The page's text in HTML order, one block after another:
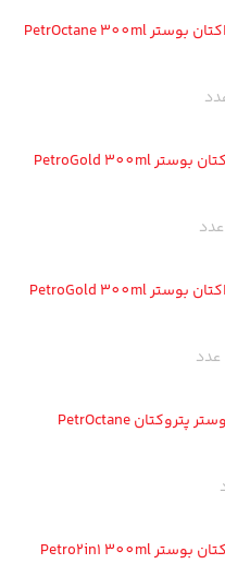
12 عدد مکمل بنزین و اکتان بوستر PetrOctane 300ml
6 عدد مکمل بنزین و اکتان بوستر PetroGold 300ml
12 عدد مکمل بنزین و اکتان بوستر PetroGold 300ml
مکمل بنزین و اکتان بوستر پتروکتان PetrOctane
6 عدد مکمل بنزین و اکتان بوستر Petro2in1 300ml